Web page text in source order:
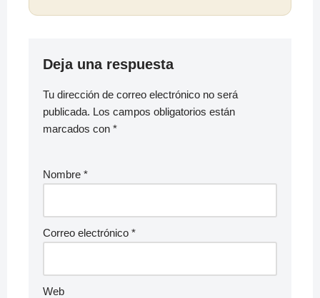
Deja una respuesta
Tu dirección de correo electrónico no será
publicada. Los campos obligatorios están
marcados con *
Nombre *
Correo electrónico *
Web